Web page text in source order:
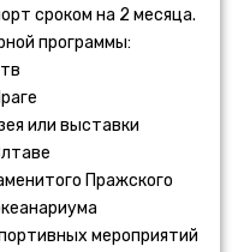
сроком на 2 месяца.
программы:
или выставки
Пражского
мероприятий